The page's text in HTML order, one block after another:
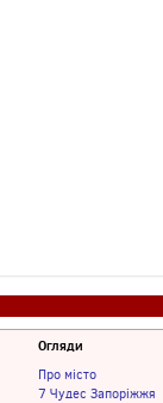
Огляди
Про місто
7 Чудес Запоріжжя